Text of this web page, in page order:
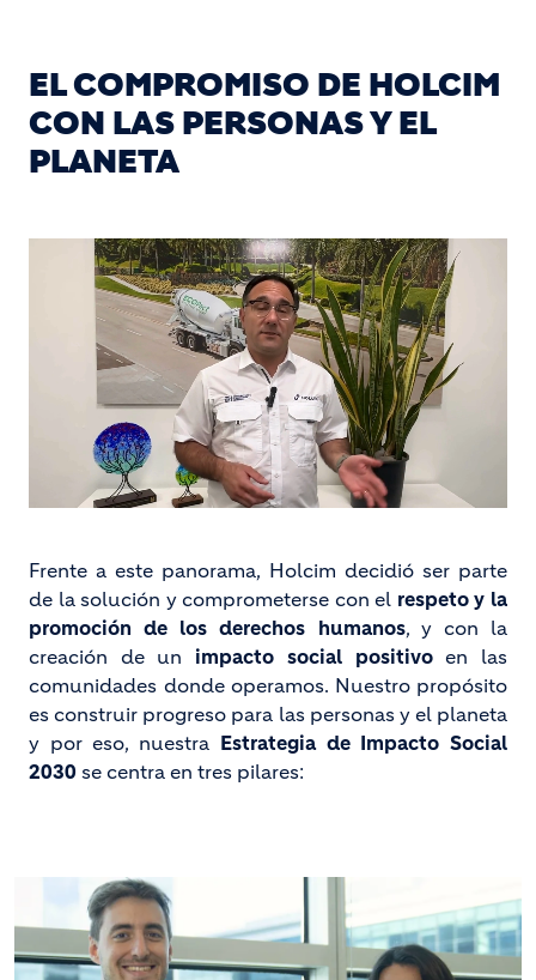
EL COMPROMISO DE HOLCIM
CON LAS PERSONAS Y EL
PLANETA
Video
Player
is
loading.
Unmute Loaded:
44.16%
Frente a este panorama, Holcim decidió ser parte
de la solución y comprometerse con el respeto y la
promoción de los derechos humanos, y con la
creación de un impacto social positivoen las
comunidades donde operamos. Nuestro propósito
es construir progreso para las personas y el planeta
y por eso, nuestra Estrategia de Impacto Social
2030 se centra en tres pilares: